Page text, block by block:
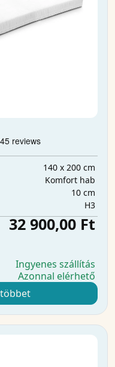
140 x 200 cm
Komfort hab
10 cm
H3
32 900,00 Ft
Ingyenes szállítás
Azonnal elérhető